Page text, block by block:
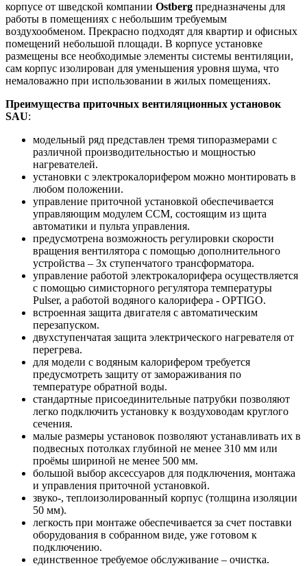
корпусе от шведской компании Ostberg предназначены для
работы в помещениях с небольшим требуемым
воздухообменом. Прекрасно подходят для квартир и офисных
помещений небольшой площади. В корпусе установке
размещены все необходимые элементы системы вентиляции,
сам корпус изолирован для уменьшения уровня шума, что
немаловажно при использовании в жилых помещениях.
Преимущества приточных вентиляционных установок
SAU:
модельный ряд представлен тремя типоразмерами с
различной производительностью и мощностью
нагревателей.
установки с электрокалорифером можно монтировать в
любом положении.
управление приточной установкой обеспечивается
управляющим модулем CCM, состоящим из щита
автоматики и пульта управления.
предусмотрена возможность регулировки скорости
вращения вентилятора с помощью дополнительного
устройства – 3х ступенчатого трансформатора.
управление работой электрокалорифера осуществляется
с помощью симисторного регулятора температуры
Pulser, а работой водяного калорифера - OPTIGO.
встроенная защита двигателя с автоматическим
перезапуском.
двухступенчатая защита электрического нагревателя от
перегрева.
для модели с водяным калорифером требуется
предусмотреть защиту от замораживания по
температуре обратной воды.
стандартные присоединительные патрубки позволяют
легко подключить установку к воздуховодам круглого
сечения.
малые размеры установок позволяют устанавливать их в
подвесных потолках глубиной не менее 310 мм или
проёмы шириной не менее 500 мм.
большой выбор аксессуаров для подключения, монтажа
и управления приточной установкой.
звуко-, теплоизолированный корпус (толщина изоляции
50 мм).
легкость при монтаже обеспечивается за счет поставки
оборудования в собранном виде, уже готовом к
подключению.
единственное требуемое обслуживание – очистка.